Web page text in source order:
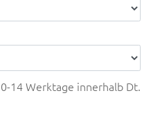
14 Werktage innerhalb Dt.